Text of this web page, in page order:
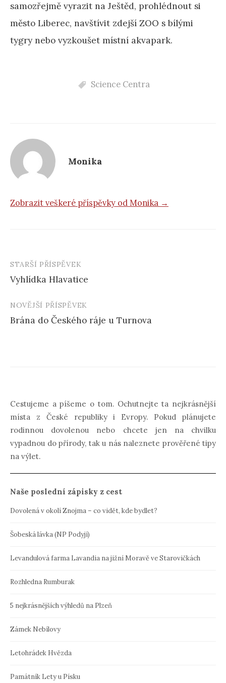
samozřejmě vyrazit na Ještěd, prohlédnout si
město Liberec, navštívit zdejší ZOO s bílými
tygry nebo vyzkoušet místní akvapark.
Science Centra
Monika
Zobrazit veškeré příspěvky od Monika →
Navigace
příspěvku
STARŠÍ PŘÍSPĚVEK
Vyhlídka Hlavatice
NOVĚJŠÍ PŘÍSPĚVEK
Brána do Českého ráje u Turnova
Cestujeme a píšeme o tom. Ochutnejte ta nejkrásnější
místa z České republiky i Evropy. Pokud plánujete
rodinnou dovolenou nebo chcete jen na chvilku
vypadnou do přírody, tak u nás naleznete prověřené tipy
na výlet.
Naše poslední zápisky z cest
Dovolená v okolí Znojma – co vidět, kde bydlet?
Šobeská lávka (NP Podyjí)
Levandulová farma Lavandia na jižní Moravě ve Starovičkách
Rozhledna Rumburak
5 nejkrásnějších výhledů na Plzeň
Zámek Nebílovy
Letohrádek Hvězda
Památník Lety u Písku